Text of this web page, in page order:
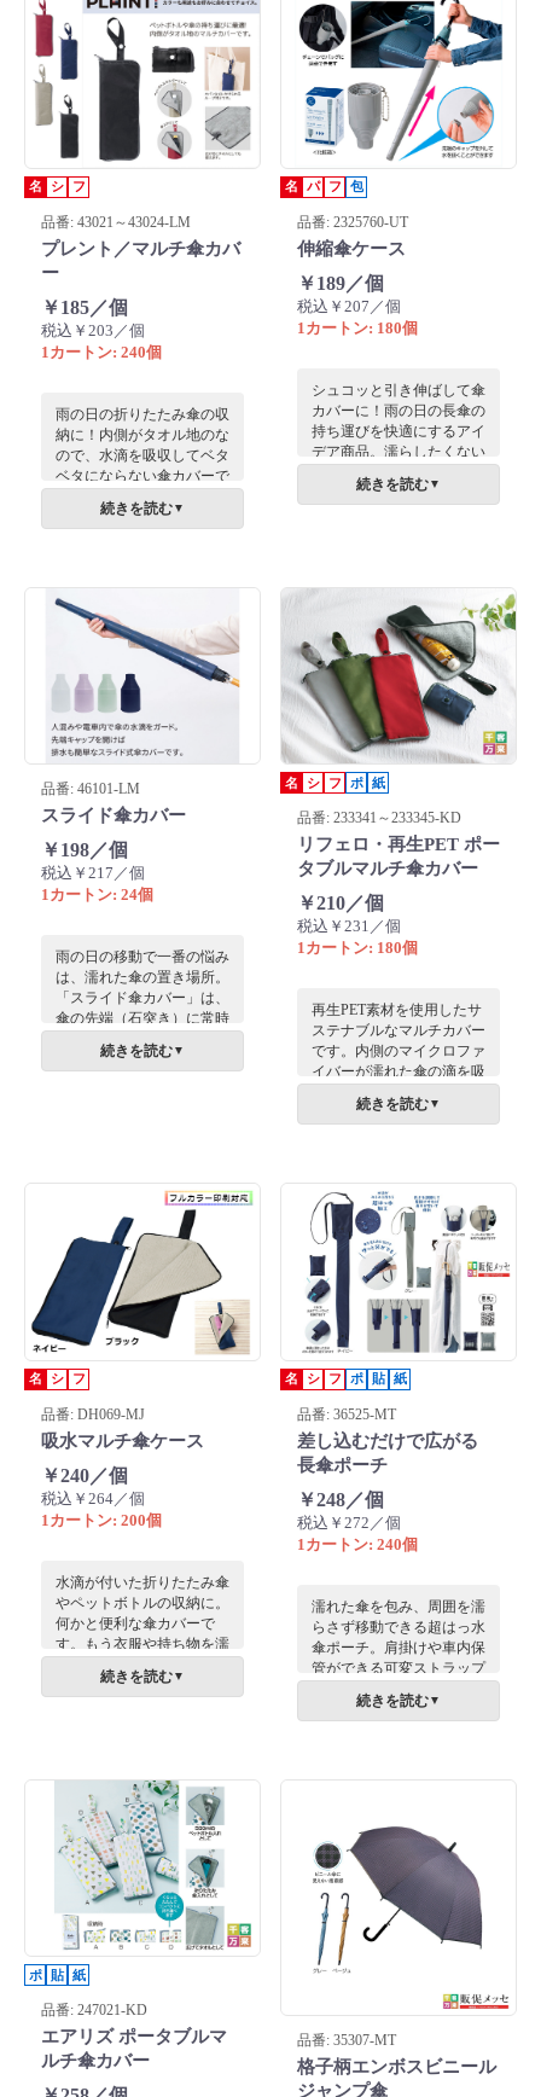
またマイクロファイバーな
ので、タオルとしても使え
るので使い方が様々で日頃
持ち歩きたい商品です。
名 シ フ
品番: 43021～43024-LM
プレント／マルチ傘カバ
ー
￥185／個
税込￥203／個
1カートン: 240個
雨の日の折りたたみ傘の収
納に！内側がタオル地のな
ので、水滴を吸収してベタ
ベタにならない傘カバーで
びにも使え、広げればタオ
続きを読む▼
名 パ フ 包
品番: 2325760-UT
伸縮傘ケース
￥189／個
税込￥207／個
1カートン: 180個
シュコッと引き伸ばして傘
カバーに！雨の日の長傘の
持ち運びを快適にするアイ
デア商品。濡らしたくない
惑をかけたくないバスや電
続きを読む▼
品番: 46101-LM
スライド傘カバー
￥198／個
税込￥217／個
1カートン: 24個
雨の日の移動で一番の悩み
は、濡れた傘の置き場所。
「スライド傘カバー」は、
傘の先端（石突き）に常時
取り付けておき、必要な時
だけ「シュッ」と上に伸ば
周囲に迷惑をかけたりする
こともありません。「自分
も周りも濡らさない」、雨
の日の新しいマナーを提案
します。
続きを読む▼
名 シ フ ポ 紙
品番: 233341～233345-KD
リフェロ・再生PET ポー
タブルマルチ傘カバー
￥210／個
税込￥231／個
1カートン: 180個
再生PET素材を使用したサ
ステナブルなマルチカバー
です。内側のマイクロファ
イバーが濡れた傘の滴を吸
収し、バッグの中を守りま
す。L字ファスナーで出し
利です。雨の日を軽やかに
彩る、環境に配慮した一品
です。
続きを読む▼
名 シ フ
品番: DH069-MJ
吸水マルチ傘ケース
￥240／個
税込￥264／個
1カートン: 200個
水滴が付いた折りたたみ傘
やペットボトルの収納に。
何かと便利な傘カバーで
す。もう衣服や持ち物を濡
続きを読む▼
名 シ フ ポ 貼 紙
品番: 36525-MT
差し込むだけで広がる
長傘ポーチ
￥248／個
税込￥272／個
1カートン: 240個
濡れた傘を包み、周囲を濡
らさず移動できる超はっ水
傘ポーチ。肩掛けや車内保
管ができる可変ストラップ
す。ビジネスに馴染む色合
続きを読む▼
ポ 貼 紙
品番: 247021-KD
エアリズ ポータブルマ
ルチ傘カバー
品番: 35307-MT
格子柄エンボスビニール
ジャンプ傘